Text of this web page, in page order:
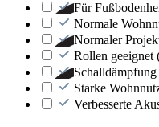
Für
Normale
Normaler
Rollen geeignet
Schalldämpfung
Starke
Verbesserte